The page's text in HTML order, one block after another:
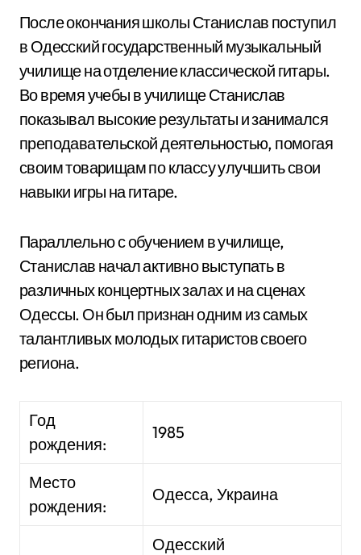
После окончания школы Станислав поступил
в Одесский государственный музыкальный
училище на отделение классической гитары.
Во время учебы в училище Станислав
показывал высокие результаты и занимался
преподавательской деятельностью, помогая
своим товарищам по классу улучшить свои
навыки игры на гитаре.
Параллельно с обучением в училище,
Станислав начал активно выступать в
различных концертных залах и на сценах
Одессы. Он был признан одним из самых
талантливых молодых гитаристов своего
региона.
Год
рождения:
1985
Место
рождения:
Одесса, Украина
Одесский